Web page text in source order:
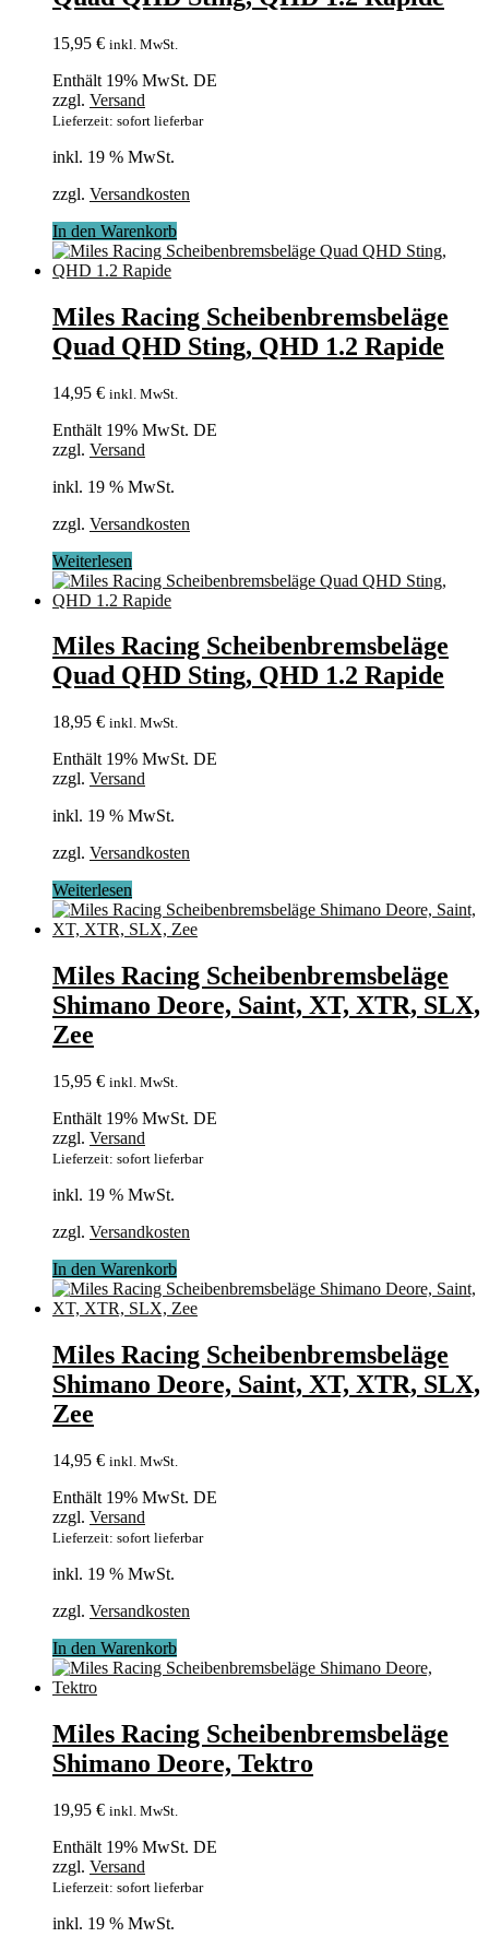
15,95 € inkl. MwSt.
Enthält 19% MwSt. DE
zzgl. Versand
Lieferzeit: sofort lieferbar
inkl. 19 % MwSt.
zzgl. Versandkosten
In den Warenkorb
Miles Racing Scheibenbremsbeläge
Quad QHD Sting, QHD 1.2 Rapide
14,95 € inkl. MwSt.
Enthält 19% MwSt. DE
zzgl. Versand
inkl. 19 % MwSt.
zzgl. Versandkosten
Weiterlesen
Miles Racing Scheibenbremsbeläge
Quad QHD Sting, QHD 1.2 Rapide
18,95 € inkl. MwSt.
Enthält 19% MwSt. DE
zzgl. Versand
inkl. 19 % MwSt.
zzgl. Versandkosten
Weiterlesen
Miles Racing Scheibenbremsbeläge
Shimano Deore, Saint, XT, XTR, SLX,
Zee
15,95 € inkl. MwSt.
Enthält 19% MwSt. DE
zzgl. Versand
Lieferzeit: sofort lieferbar
inkl. 19 % MwSt.
zzgl. Versandkosten
In den Warenkorb
Miles Racing Scheibenbremsbeläge
Shimano Deore, Saint, XT, XTR, SLX,
Zee
14,95 € inkl. MwSt.
Enthält 19% MwSt. DE
zzgl. Versand
Lieferzeit: sofort lieferbar
inkl. 19 % MwSt.
zzgl. Versandkosten
In den Warenkorb
Miles Racing Scheibenbremsbeläge
Shimano Deore, Tektro
19,95 € inkl. MwSt.
Enthält 19% MwSt. DE
zzgl. Versand
Lieferzeit: sofort lieferbar
inkl. 19 % MwSt.